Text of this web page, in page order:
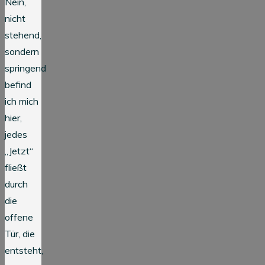
nicht
stehend,
sondern
springend
befind
ich mich
hier,
jedes
„Jetzt“
fließt
durch
die
offene
Tür, die
entsteht,